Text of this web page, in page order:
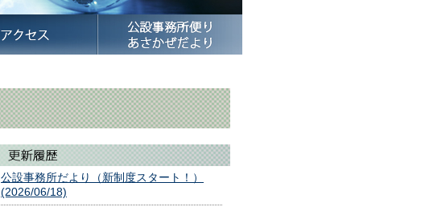
公設事務所だより（新制度スタート！）
(2026/06/18)